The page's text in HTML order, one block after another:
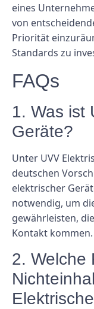
eines
von
Priorität
Standards zu
FAQs
1. Was ist
Geräte?
Unter UVV
deutschen
elektrischer
notwendig, um
gewährleisten,
Kontakt kommen.
2. Welche